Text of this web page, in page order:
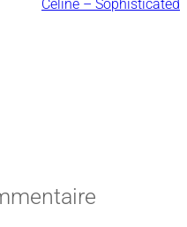
Celine – Sophisticated